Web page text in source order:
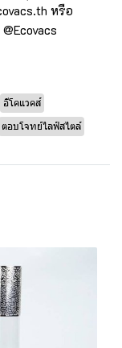
หรือ
อีโคแวคส์
ตอบโจทย์ไลฟ์สไตล์